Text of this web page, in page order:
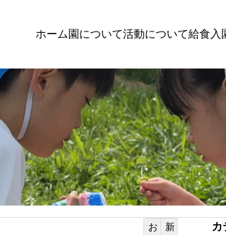
ホーム 園について活動について給食 入
知らせ
子育て支援
体験保育参加者募集
PILATES
お
新
カ